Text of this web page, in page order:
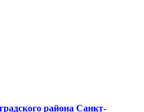
района Санкт-